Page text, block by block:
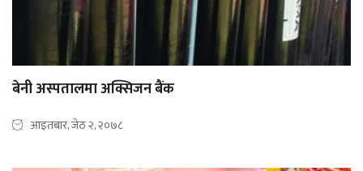
बेनी अस्पतालमा अक्सिजन बैंक
आइतबार, जेठ २, २०७८